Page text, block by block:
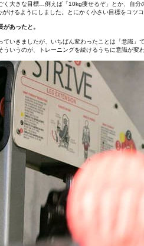
く大きな目標…例えば「10kg痩せるぞ」とか、自
けるようにしました。とにかく小さい目標をコ
あったと。
ていきましたが、いちばん変わったことは「意識
ういうのが、トレーニングを続けるうちに意識が